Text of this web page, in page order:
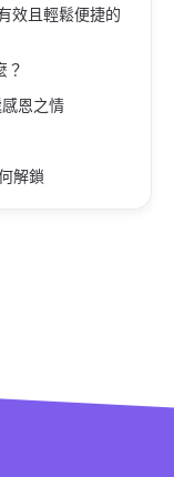
效且輕鬆便捷的
？
恩之情
解鎖